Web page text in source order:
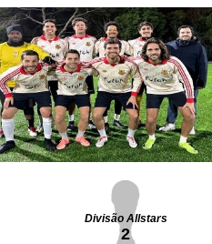
Divisão Allstars
2